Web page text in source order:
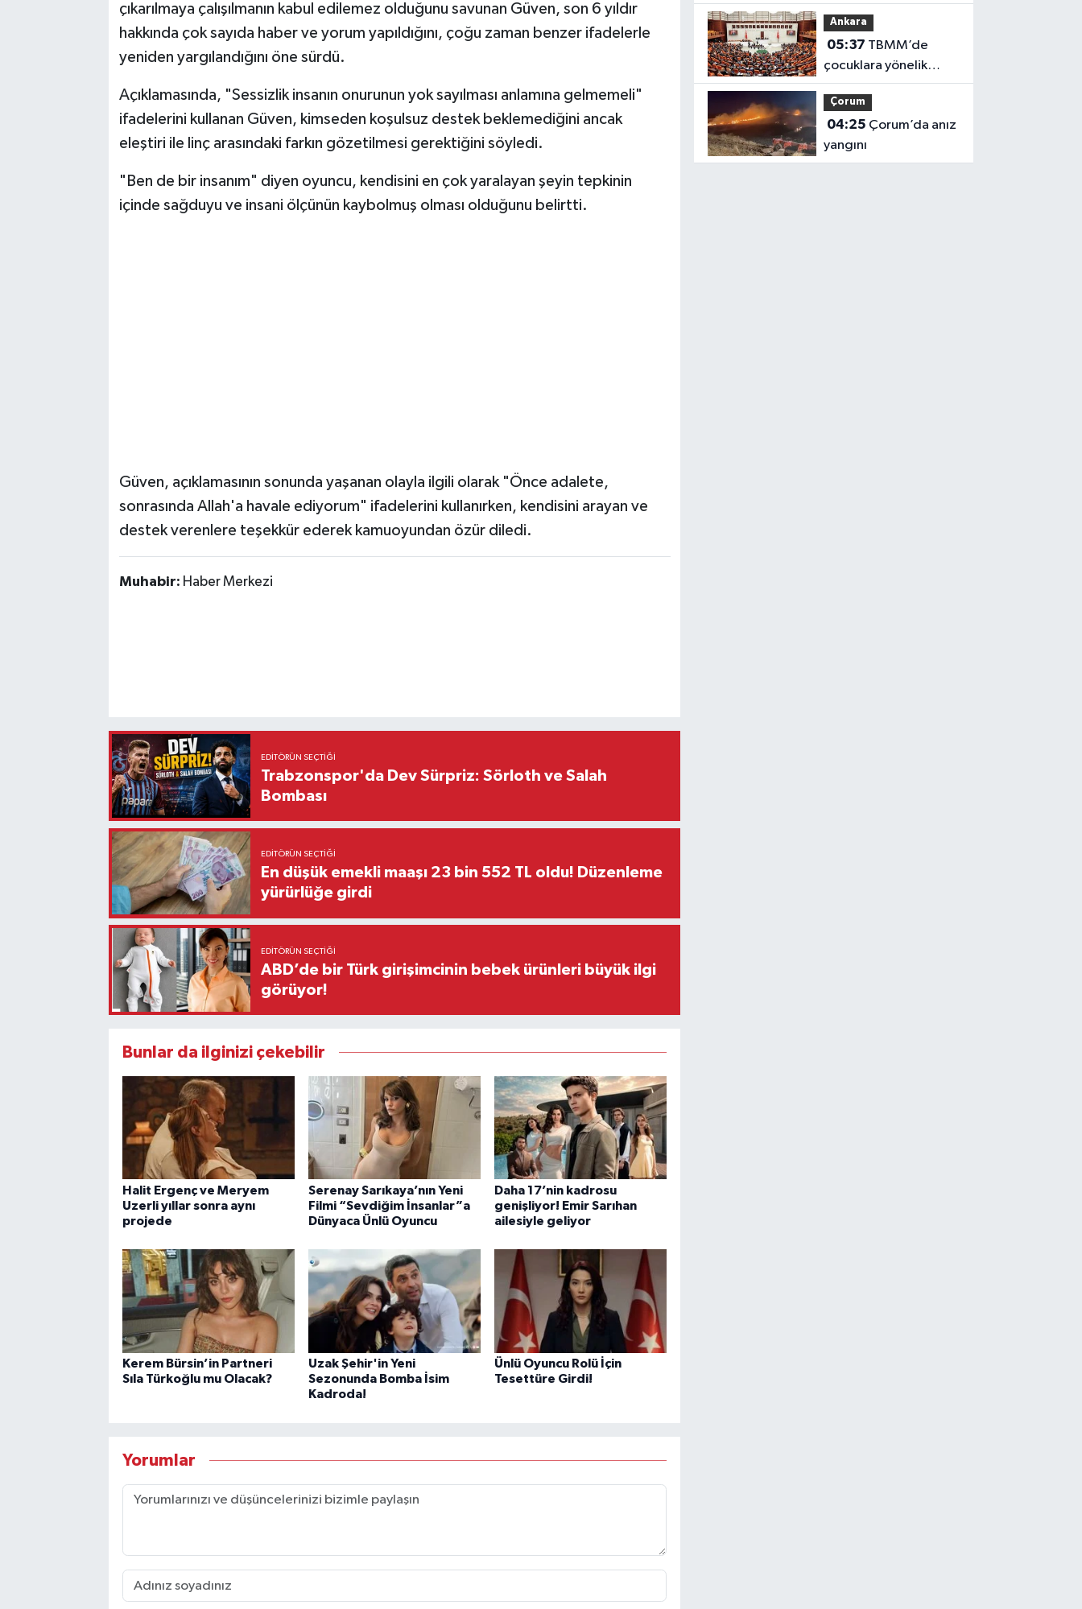
çıkarılmaya çalışılmanın kabul edilemez olduğunu savunan Güven, son 6 yıldır
hakkında çok sayıda haber ve yorum yapıldığını, çoğu zaman benzer ifadelerle
yeniden yargılandığını öne sürdü.
Açıklamasında, "Sessizlik insanın onurunun yok sayılması anlamına gelmemeli"
ifadelerini kullanan Güven, kimseden koşulsuz destek beklemediğini ancak
eleştiri ile linç arasındaki farkın gözetilmesi gerektiğini söyledi.
"Ben de bir insanım" diyen oyuncu, kendisini en çok yaralayan şeyin tepkinin
içinde sağduyu ve insani ölçünün kaybolmuş olması olduğunu belirtti.
Güven, açıklamasının sonunda yaşanan olayla ilgili olarak "Önce adalete,
sonrasında Allah'a havale ediyorum" ifadelerini kullanırken, kendisini arayan ve
destek verenlere teşekkür ederek kamuoyundan özür diledi.
Muhabir: Haber Merkezi
EDITÖRÜN SEÇTIĞI
Trabzonspor'da Dev Sürpriz: Sörloth ve Salah
Bombası
EDITÖRÜN SEÇTIĞI
En düşük emekli maaşı 23 bin 552 TL oldu! Düzenleme
yürürlüğe girdi
EDITÖRÜN SEÇTIĞI
ABD’de bir Türk girişimcinin bebek ürünleri büyük ilgi
görüyor!
Bunlar da ilginizi çekebilir
Halit Ergenç ve Meryem
Uzerli yıllar sonra aynı
projede
Serenay Sarıkaya’nın Yeni
Filmi “Sevdiğim İnsanlar”a
Dünyaca Ünlü Oyuncu
Daha 17’nin kadrosu
genişliyor! Emir Sarıhan
ailesiyle geliyor
Kerem Bürsin’in Partneri
Sıla Türkoğlu mu Olacak?
Uzak Şehir'in Yeni
Sezonunda Bomba İsim
Kadroda!
Ünlü Oyuncu Rolü İçin
Tesettüre Girdi!
Yorumlar
Ankara
05:37
çocuklara yönelik
düzenleme
Çorum
04:25
yangını